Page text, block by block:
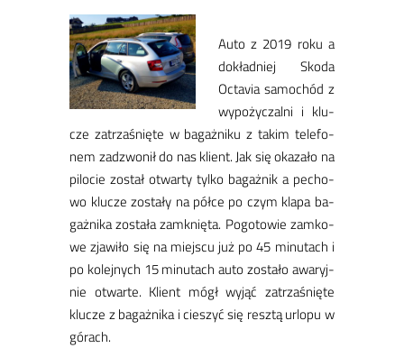
Au­to z 2019 ro­ku a
do­kład­niej Sko­da
Oc­ta­via sa­mo­chód z
wy­po­ży­czal­ni i klu­
cze za­trza­śnię­te w ba­gaż­ni­ku z ta­kim te­le­fo­
nem za­dzwo­nił do nas klient. Jak się oka­za­ło na
pi­lo­cie zo­stał otwar­ty tyl­ko ba­gaż­nik a pe­cho­
wo klu­cze zo­stały na pół­ce po czym kla­pa ba­
gaż­nika zo­stała za­mknię­ta. Po­go­to­wie zam­ko­
we zja­wi­ło się na miej­scu już po 45 mi­nu­tach i
po ko­lej­nych 15 mi­nu­tach au­to zo­stało awa­ryj­
nie otwar­te. Klient mógł wy­jąć za­trza­śnię­te
klu­cze z ba­gaż­nika i cie­szyć się resz­tą urlo­pu w
gó­rach.